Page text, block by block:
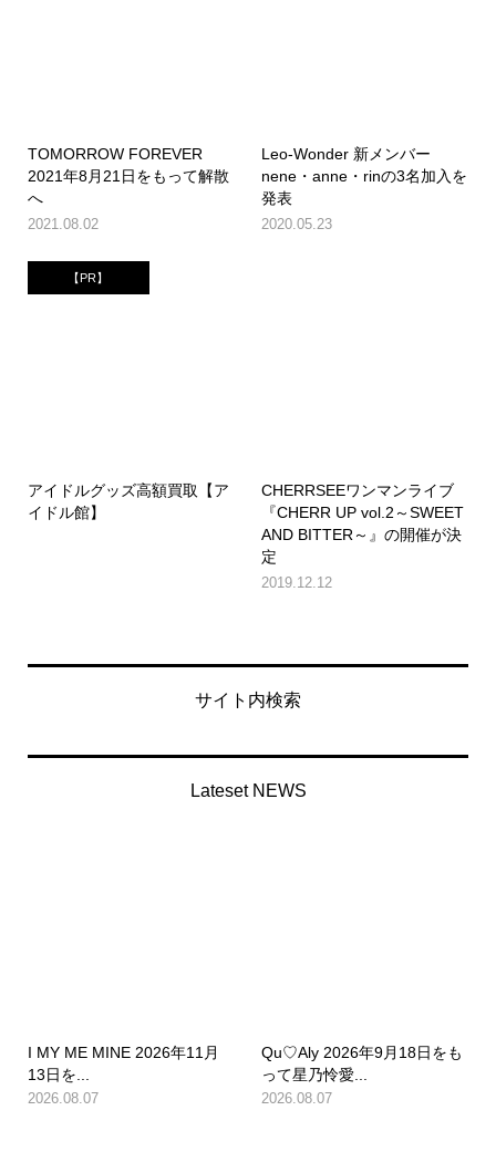
TOMORROW FOREVER
2021年8月21日をもって解散
へ
2021.08.02
Leo-Wonder 新メンバー
nene・anne・rinの3名加入を
発表
2020.05.23
【PR】
アイドルグッズ高額買取【ア
イドル館】
CHERRSEEワンマンライブ
『CHERR UP vol.2～SWEET
AND BITTER～』の開催が決
定
2019.12.12
サイト内検索
Lateset NEWS
I MY ME MINE 2026年11月
13日を...
2026.08.07
Qu♡Aly 2026年9月18日をも
って星乃怜愛...
2026.08.07